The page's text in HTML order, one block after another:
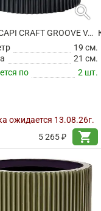
search
КАШПО CAPI CRAFT GROOVE VASE CYLINDER GRAPHITE GREY
19 см.
21 см.
по
2 шт.
ожидается 13.08.26г.
5 265 ₽
shopping_cart